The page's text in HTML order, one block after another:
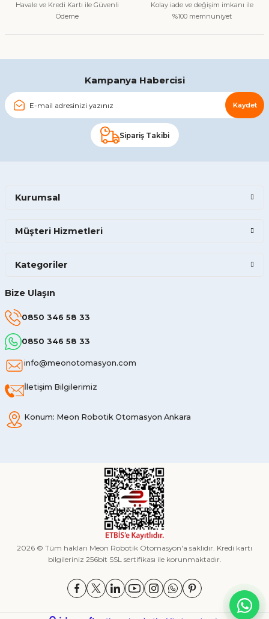
Gönder
Havale ve Kredi Kartı ile Güvenli
Ödeme
Kolay iade ve değişim imkanı ile
%100 memnuniyet
Kampanya Habercisi
Kaydet
Sipariş Takibi
Bize Ulaşın
0850 346 58 33
0850 346 58 33
info@meonotomasyon.com
İletişim Bilgilerimiz
Konum: Meon Robotik Otomasyon Ankara
Kurumsal
Müşteri Hizmetleri
Kategoriler
2026 © Tüm hakları Meon Robotik Otomasyon'a saklıdır. Kredi kartı
bilgileriniz 256bit SSL sertifikası ile korunmaktadır.